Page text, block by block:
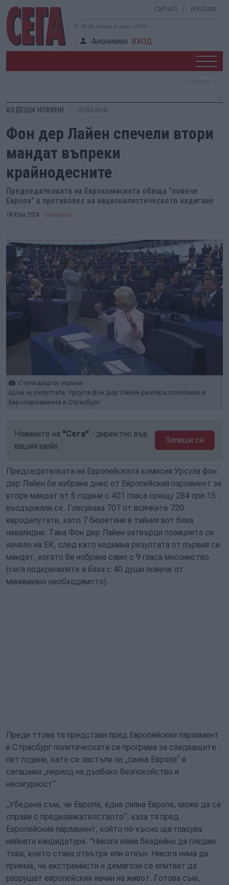
СИГНАЛ РЕКЛАМА
15:18:37, събота, 8 август 2026 г.
Анонимен ВХОД
ВОДЕЩИ НОВИНИ ЧУЖБИНА
Фон дер Лайен спечели втори
мандат въпреки
крайнодесните
Председателката на Еврокомисията обеща "повече
Европа" в противовес на националистическото надигане
18 Юли 2024 Обновена
Стопкадър от екрана
Щом чу резултата, Урсула фон дер Лайен реагира спонтанно в
Европарламента в Страсбург
Новините на "Сега" - директно във
вашия мейл.
Запиши се
Председателката на Европейската комисия Урсула фон
дер Лайен бе избрана днес от Европейския парламент за
втори мандат от 5 години с 401 гласа срещу 284 при 15
въздържали се. Гласуваха 707 от всичките 720
евродепутати, като 7 бюлетини в тайния вот бяха
невалидни. Така Фон дер Лайен затвърди позицията си
начело на ЕК, след като надмина резултата от първия си
мандат, когато бе избрана само с 9 гласа мнозинство
(сега подкрепилите я бяха с 40 души повече от
минимално необходимото).
Преди ттова тя представи пред Европейския парламент
в Страсбург политическата си програма за следващите
пет години, като се застъпи за „силна Европа“ в
сегашния „период на дълбоко безпокойство и
несигурност“.
„Убедена съм, че Европа, една силна Европа, може да се
справи с предизвикателството“, каза тя пред
Европейския парламент, който по-късно ще гласува
нейната кандидатура. "Никога няма бездейно да гледам
това, което става отвътре или отвън. Никога няма да
приема, че екстремисти и демагози се опитват да
разрушат европейския начин на живот. Готова съм,